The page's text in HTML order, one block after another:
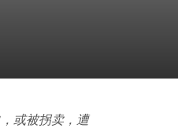
或被拐卖，遭